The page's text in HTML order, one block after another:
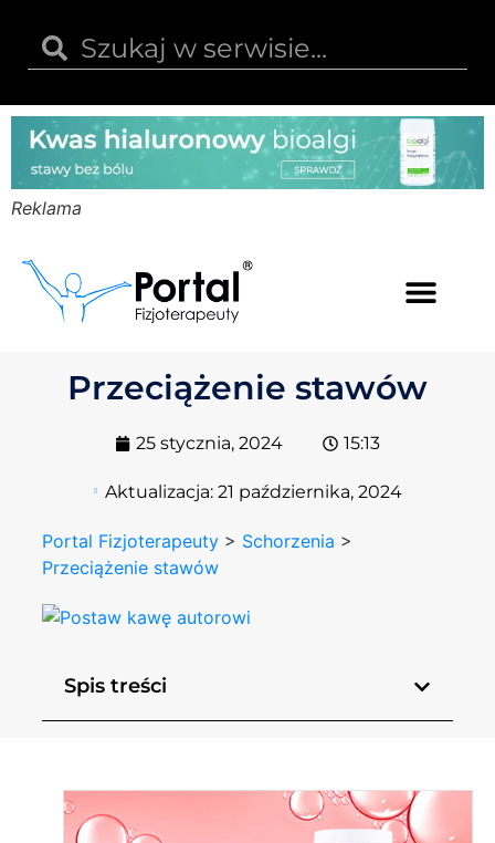
Reklama
Przeciążenie stawów
25 stycznia, 2024 15:13
Aktualizacja: 21 października, 2024
Portal Fizjoterapeuty > Schorzenia >
Przeciążenie stawów
Spis treści